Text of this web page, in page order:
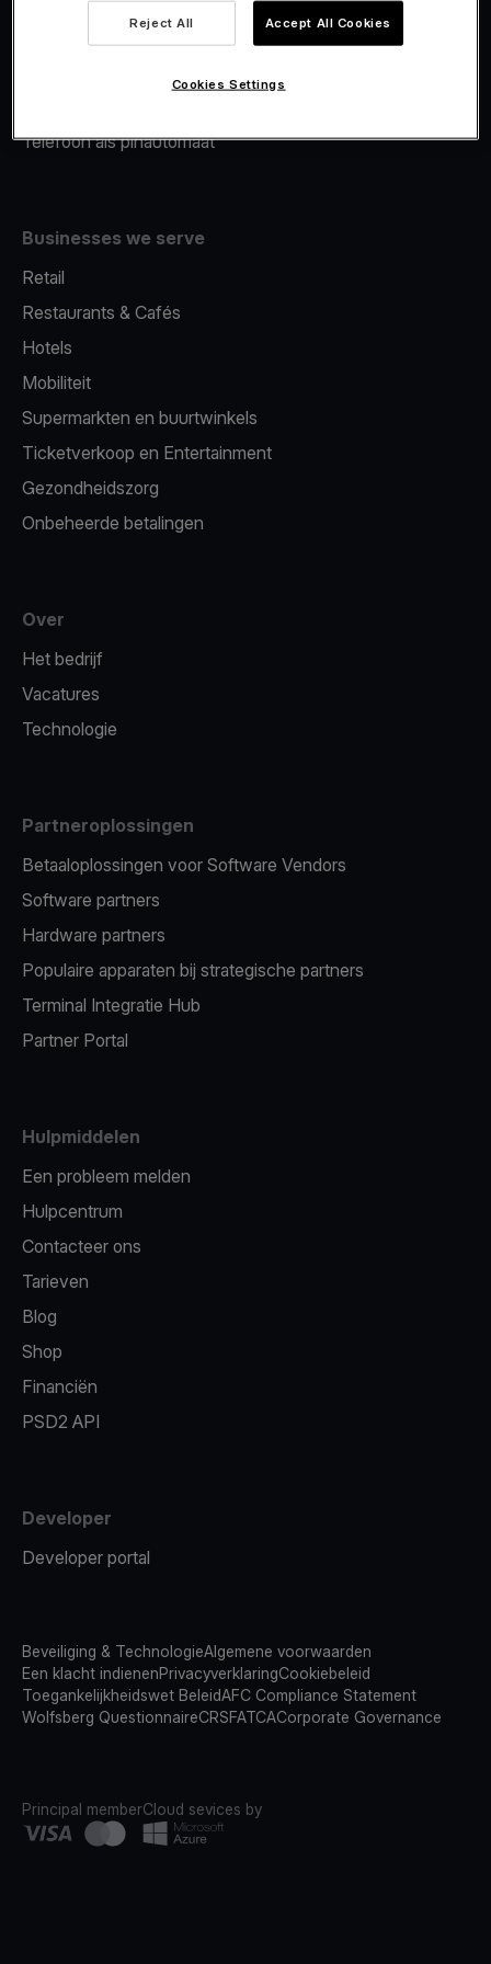
Merchant Advance
Telefoon als pinautomaat
Businesses we serve
Retail
Restaurants & Cafés
Hotels
Mobiliteit
Supermarkten en buurtwinkels
Ticketverkoop en Entertainment
Gezondheidszorg
Onbeheerde betalingen
Over
Het bedrijf
Vacatures
Technologie
Partneroplossingen
Betaaloplossingen voor Software Vendors
Software partners
Hardware partners
Populaire apparaten bij strategische partners
Terminal Integratie Hub
Partner Portal
Hulpmiddelen
Een probleem melden
Hulpcentrum
Contacteer ons
Tarieven
Blog
Shop
Financiën
PSD2 API
Developer
Developer portal
Beveiliging & TechnologieAlgemene voorwaarden
Een klacht indienenPrivacyverklaringCookiebeleid
Toegankelijkheidswet BeleidAFC Compliance Statement
Wolfsberg QuestionnaireCRSFATCACorporate Governance
Principal memberCloud sevices by
Reject All Accept All Cookies
Cookies Settings